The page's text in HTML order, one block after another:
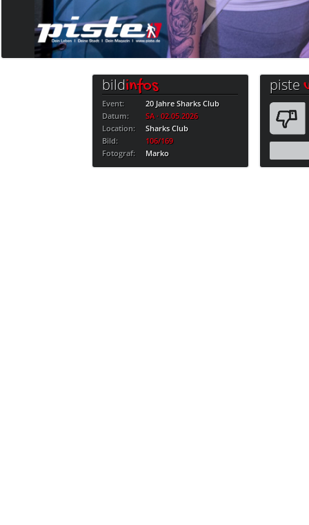
bildinfos
Event:
20 Jahre Sharks Club
Datum:
SA · 02.05.2026
Location:
Sharks Club
Bild:
106/169
Fotograf:
Marko
piste